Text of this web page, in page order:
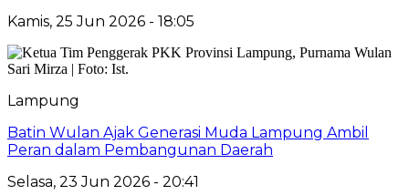
Kamis, 25 Jun 2026 - 18:05
Lampung
Batin Wulan Ajak Generasi Muda Lampung Ambil
Peran dalam Pembangunan Daerah
Selasa, 23 Jun 2026 - 20:41